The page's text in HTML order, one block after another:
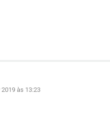
2019 às 13:23